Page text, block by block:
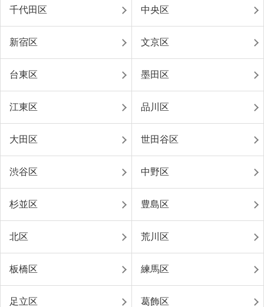
千代田区 中央区
新宿区 文京区
台東区 墨田区
江東区 品川区
大田区 世田谷区
渋谷区 中野区
杉並区 豊島区
北区 荒川区
板橋区 練馬区
足立区 葛飾区